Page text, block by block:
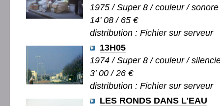
1975 / Super 8 / couleur /
14' 08 / 65 €
distribution : Fichier sur serveur
13H05
1974 / Super 8 / couleur /
3' 00 / 26 €
distribution : Fichier sur serveur
LES RONDS DANS L'EAU